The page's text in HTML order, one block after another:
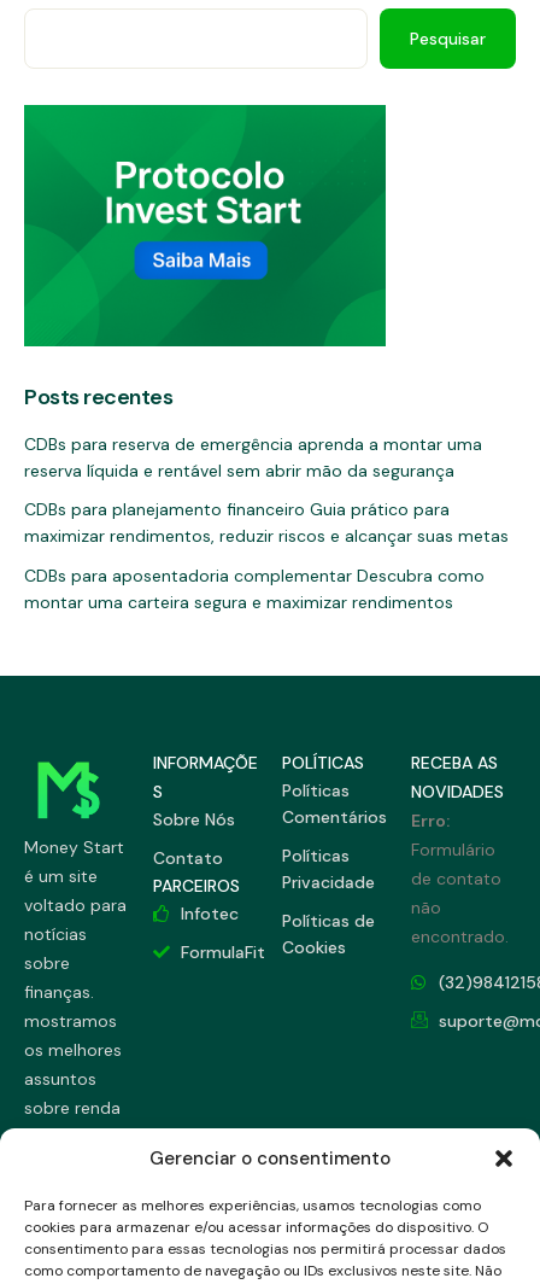
Gerenciar o consentimento
Para fornecer as melhores experiências, usamos tecnologias como
cookies para armazenar e/ou acessar informações do dispositivo. O
consentimento para essas tecnologias nos permitirá processar dados
como comportamento de navegação ou IDs exclusivos neste site. Não
Pesquisar
Posts recentes
CDBs para reserva de emergência aprenda a montar uma
reserva líquida e rentável sem abrir mão da segurança
CDBs para planejamento financeiro Guia prático para
maximizar rendimentos, reduzir riscos e alcançar suas metas
CDBs para aposentadoria complementar Descubra como
montar uma carteira segura e maximizar rendimentos
Money Start
é um site
voltado para
notícias
sobre
finanças.
mostramos
os melhores
assuntos
sobre renda
e muito
mais...
INFORMAÇÕE
S
Sobre Nós
Contato
PARCEIROS
Infotec
FormulaFit
POLÍTICAS
Políticas
Comentários
Políticas
Privacidade
Políticas de
Cookies
RECEBA AS
NOVIDADES
Erro:
Formulário
de contato
não
encontrado.